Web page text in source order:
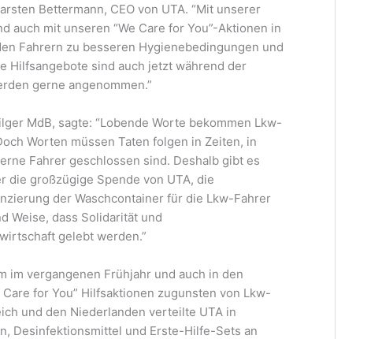
Bettermann, CEO von UTA. “Mit unserer
auch mit unseren “We Care for You”-Aktionen in
Fahrern zu besseren Hygienebedingungen und
Hilfsangebote sind auch jetzt während der
gerne angenommen.”
MdB, sagte: “Lobende Worte bekommen Lkw-
Worten müssen Taten folgen in Zeiten, in
Fahrer geschlossen sind. Deshalb gibt es
die großzügige Spende von UTA, die
der Waschcontainer für die Lkw-Fahrer
Weise, dass Solidarität und
gelebt werden.”
im vergangenen Frühjahr und auch in den
for You” Hilfsaktionen zugunsten von Lkw-
und den Niederlanden verteilte UTA in
Desinfektionsmittel und Erste-Hilfe-Sets an